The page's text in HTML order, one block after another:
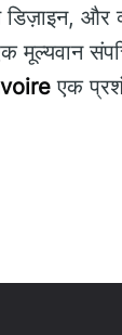
और
मूल्यवान
एक